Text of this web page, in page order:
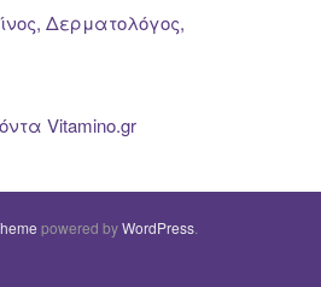
Δερματολόγος,
Vitamino.gr
powered byWordPress